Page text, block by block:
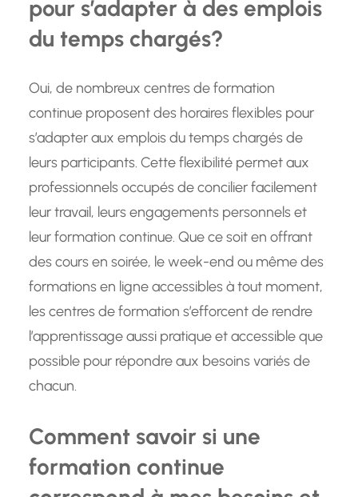
pour s’adapter à des emplois
du temps chargés?
Oui, de nombreux centres de formation
continue proposent des horaires flexibles pour
s’adapter aux emplois du temps chargés de
leurs participants. Cette flexibilité permet aux
professionnels occupés de concilier facilement
leur travail, leurs engagements personnels et
leur formation continue. Que ce soit en offrant
des cours en soirée, le week-end ou même des
formations en ligne accessibles à tout moment,
les centres de formation s’efforcent de rendre
l’apprentissage aussi pratique et accessible que
possible pour répondre aux besoins variés de
chacun.
Comment savoir si une
formation continue